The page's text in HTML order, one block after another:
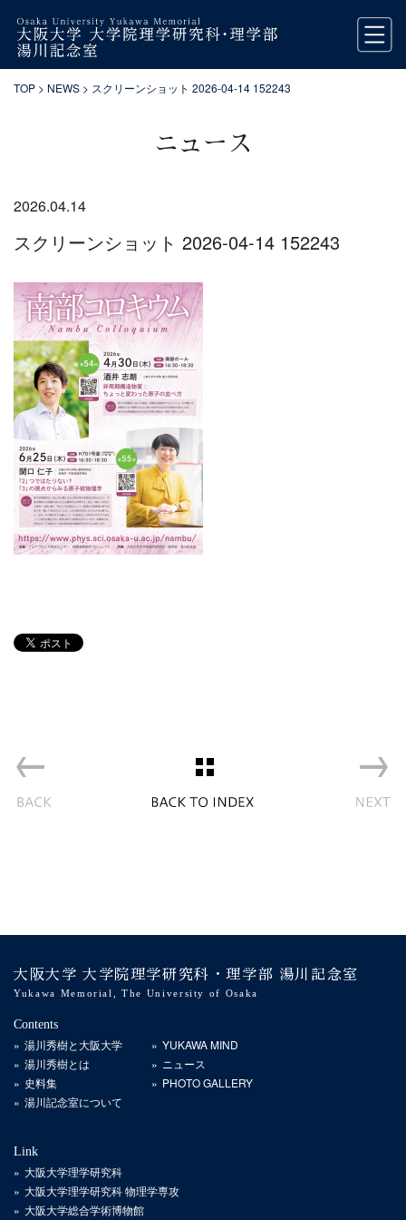
TOP > NEWS > スクリーンショット 2026-04-14 152243
ニュース
2026.04.14
スクリーンショット 2026-04-14 152243
大阪大学 大学院理学研究科・理学部 湯川記念室
Yukawa Memorial, The University of Osaka
Contents
湯川秀樹と大阪大学
湯川秀樹とは
史料集
湯川記念室について
YUKAWA MIND
ニュース
PHOTO GALLERY
Link
大阪大学理学研究科
大阪大学理学研究科 物理学専攻
大阪大学総合学術博物館